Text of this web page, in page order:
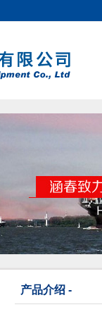
产品介绍 -